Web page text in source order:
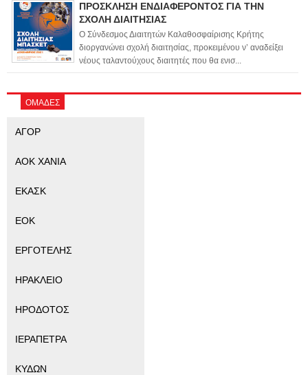
ΠΡΟΣΚΛΗΣΗ ΕΝΔΙΑΦΕΡΟΝΤΟΣ ΓΙΑ ΤΗΝ
ΣΧΟΛΗ ΔΙΑΙΤΗΣΙΑΣ
Ο Σύνδεσμος Διαιτητών Καλαθοσφαίρισης Κρήτης
διοργανώνει σχολή διαιτησίας, προκειμένου ν’ αναδείξει
νέους ταλαντούχους διαιτητές που θα ενισ...
ΟΜΑΔΕΣ
ΑΓΟΡ
ΑΟΚ ΧΑΝΙΑ
ΕΚΑΣΚ
ΕΟΚ
ΕΡΓΟΤΕΛΗΣ
ΗΡΑΚΛΕΙΟ
ΗΡΟΔΟΤΟΣ
ΙΕΡΑΠΕΤΡΑ
ΚΥΔΩΝ